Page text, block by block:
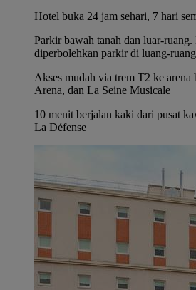
Hotel buka 24 jam sehari, 7 hari
Parkir bawah tanah dan luar-ruang.
diperbolehkan parkir di luang-ruang
Akses mudah via trem T2 ke
Arena, dan La Seine Musicale
10 menit berjalan kaki dari pusat
La Défense